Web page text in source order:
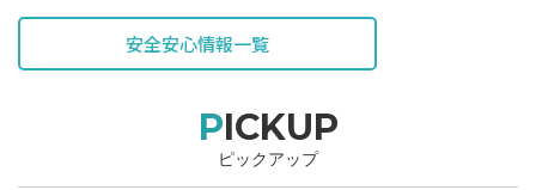
安全安心情報一覧
PICKUP
ピックアップ